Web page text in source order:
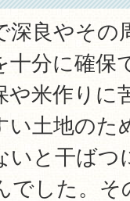
深良やその
十分に確保
や米作りに
い土地のた
いと干ばつ
でした。